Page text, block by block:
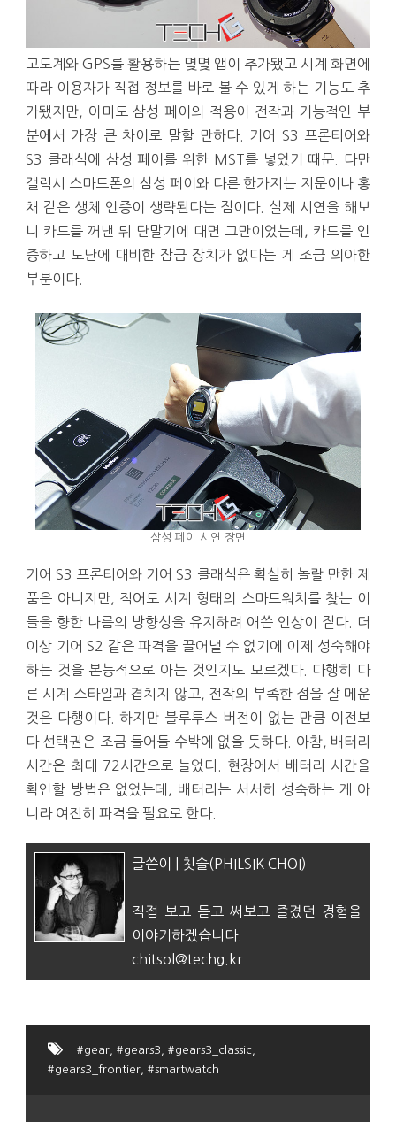
고도계와 GPS를 활용하는 몇몇 앱이 추가됐고 시계 화면에
따라 이용자가 직접 정보를 바로 볼 수 있게 하는 기능도 추
가됐지만, 아마도 삼성 페이의 적용이 전작과 기능적인 부
분에서 가장 큰 차이로 말할 만하다. 기어 S3 프론티어와
S3 클래식에 삼성 페이를 위한 MST를 넣었기 때문. 다만
갤럭시 스마트폰의 삼성 페이와 다른 한가지는 지문이나 홍
채 같은 생체 인증이 생략된다는 점이다. 실제 시연을 해보
니 카드를 꺼낸 뒤 단말기에 대면 그만이었는데, 카드를 인
증하고 도난에 대비한 잠금 장치가 없다는 게 조금 의아한
부분이다.
삼성 페이 시연 장면
기어 S3 프론티어와 기어 S3 클래식은 확실히 놀랄 만한 제
품은 아니지만, 적어도 시계 형태의 스마트워치를 찾는 이
들을 향한 나름의 방향성을 유지하려 애쓴 인상이 짙다. 더
이상 기어 S2 같은 파격을 끌어낼 수 없기에 이제 성숙해야
하는 것을 본능적으로 아는 것인지도 모르겠다. 다행히 다
른 시계 스타일과 겹치지 않고, 전작의 부족한 점을 잘 메운
것은 다행이다. 하지만 블루투스 버전이 없는 만큼 이전보
다 선택권은 조금 들어들 수밖에 없을 듯하다. 아참, 배터리
시간은 최대 72시간으로 늘었다. 현장에서 배터리 시간을
확인할 방법은 없었는데, 배터리는 서서히 성숙하는 게 아
니라 여전히 파격을 필요로 한다.
글쓴이 | 칫솔(PHILSIK CHOI)
직접 보고 듣고 써보고 즐겼던 경험을
이야기하겠습니다.
chitsol@techg.kr
#gear #gears3 #gears3_classic
#gears3_frontier
#smartwatch